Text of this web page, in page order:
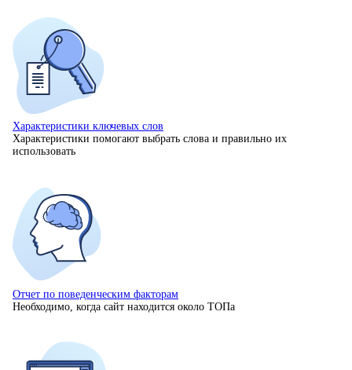
Характеристики ключевых слов
Характеристики помогают выбрать слова и правильно их
использовать
Отчет по поведенческим факторам
Необходимо, когда сайт находится около ТОПа